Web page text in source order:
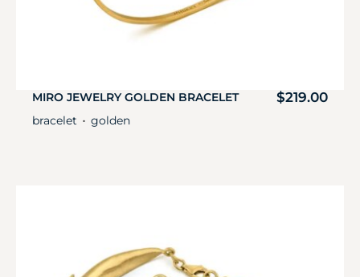
MIRO JEWELRY GOLDEN BRACELET $219.00
bracelet ・ golden